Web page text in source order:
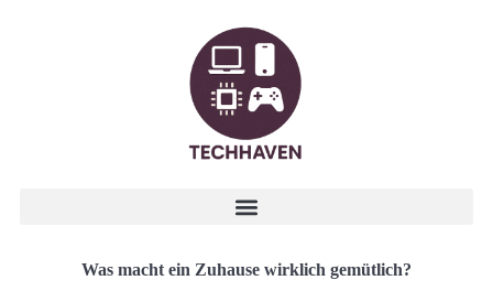
Was macht ein Zuhause wirklich gemütlich?